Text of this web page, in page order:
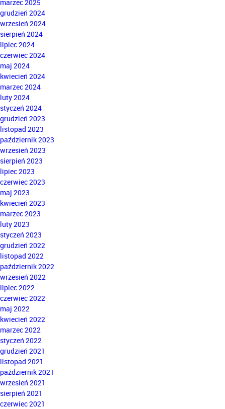
marzec 2025
grudzień 2024
wrzesień 2024
sierpień 2024
lipiec 2024
czerwiec 2024
maj 2024
kwiecień 2024
marzec 2024
luty 2024
styczeń 2024
grudzień 2023
listopad 2023
październik 2023
wrzesień 2023
sierpień 2023
lipiec 2023
czerwiec 2023
maj 2023
kwiecień 2023
marzec 2023
luty 2023
styczeń 2023
grudzień 2022
listopad 2022
październik 2022
wrzesień 2022
lipiec 2022
czerwiec 2022
maj 2022
kwiecień 2022
marzec 2022
styczeń 2022
grudzień 2021
listopad 2021
październik 2021
wrzesień 2021
sierpień 2021
czerwiec 2021